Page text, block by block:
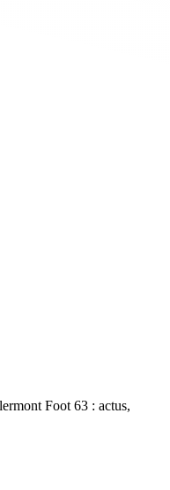
Foot 63 : actus,